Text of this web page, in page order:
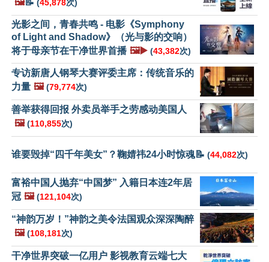
🖼️📝 (45,878次)
光影之间，青春共鸣 - 电影《Symphony
of Light and Shadow》（光与影的交响）
将于母亲节在干净世界首播 🖼️▶️ (43,382次)
专访新唐人钢琴大赛评委主席：传统音乐的
力量 🖼️ (79,774次)
善举获得回报 外卖员举手之劳感动美国人
🖼️ (110,855次)
谁要毁掉“四千年美女”？鞠婧祎24小时惊魂📝 (44,082次)
富裕中国人抛弃“中国梦” 入籍日本连2年居
冠 🖼️ (121,104次)
“神韵万岁！”神韵之美令法国观众深深陶醉
🖼️ (108,181次)
干净世界突破一亿用户 影视教育云端七大